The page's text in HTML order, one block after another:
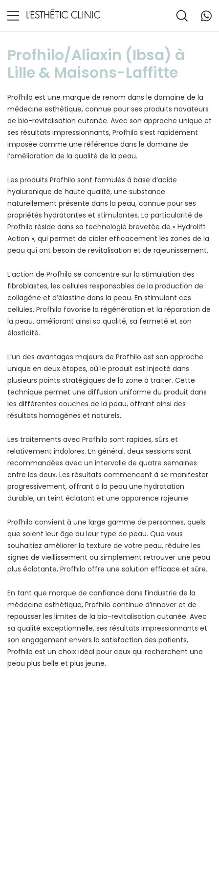
Profhilo/Aliaxin (Ibsa) à
Lille & Maisons-Laffitte
Profhilo est une marque de renom dans le domaine de la
médecine esthétique, connue pour ses produits novateurs
de bio-revitalisation cutanée. Avec son approche unique et
ses résultats impressionnants, Profhilo s’est rapidement
imposée comme une référence dans le domaine de
l’amélioration de la qualité de la peau.
Les produits Profhilo sont formulés à base d’acide
hyaluronique de haute qualité, une substance
naturellement présente dans la peau, connue pour ses
propriétés hydratantes et stimulantes. La particularité de
Profhilo réside dans sa technologie brevetée de « Hydrolift
Action », qui permet de cibler efficacement les zones de la
peau qui ont besoin de revitalisation et de rajeunissement.
L’action de Profhilo se concentre sur la stimulation des
fibroblastes, les cellules responsables de la production de
collagène et d’élastine dans la peau. En stimulant ces
cellules, Profhilo favorise la régénération et la réparation de
la peau, améliorant ainsi sa qualité, sa fermeté et son
élasticité.
L’un des avantages majeurs de Profhilo est son approche
unique en deux étapes, où le produit est injecté dans
plusieurs points stratégiques de la zone à traiter. Cette
technique permet une diffusion uniforme du produit dans
les différentes couches de la peau, offrant ainsi des
résultats homogènes et naturels.
Les traitements avec Profhilo sont rapides, sûrs et
relativement indolores. En général, deux sessions sont
recommandées avec un intervalle de quatre semaines
entre les deux. Les résultats commencent à se manifester
progressivement, offrant à la peau une hydratation
durable, un teint éclatant et une apparence rajeunie.
Profhilo convient à une large gamme de personnes, quels
que soient leur âge ou leur type de peau. Que vous
souhaitiez améliorer la texture de votre peau, réduire les
signes de vieillissement ou simplement retrouver une peau
plus éclatante, Profhilo offre une solution efficace et sûre.
En tant que marque de confiance dans l’industrie de la
médecine esthétique, Profhilo continue d’innover et de
repousser les limites de la bio-revitalisation cutanée. Avec
sa qualité exceptionnelle, ses résultats impressionnants et
son engagement envers la satisfaction des patients,
Profhilo est un choix idéal pour ceux qui recherchent une
peau plus belle et plus jeune.